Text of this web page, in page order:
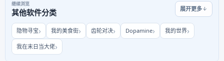
继续浏览
其他软件分类 展开更多
隐物寻宝 我的美食街 齿轮对决 Dopamine 我的世界
我在末日当大佬